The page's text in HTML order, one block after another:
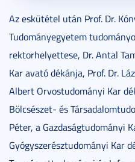
Az eskütétel után Prof. Dr.
Tudományegyetem
rektorhelyettese, Dr. Antal
Kar avató dékánja, Prof. Dr.
Albert Orvostudományi Kar
Bölcsészet- és
Péter, a Gazdaságtudományi
Gyógyszerésztudományi Kar